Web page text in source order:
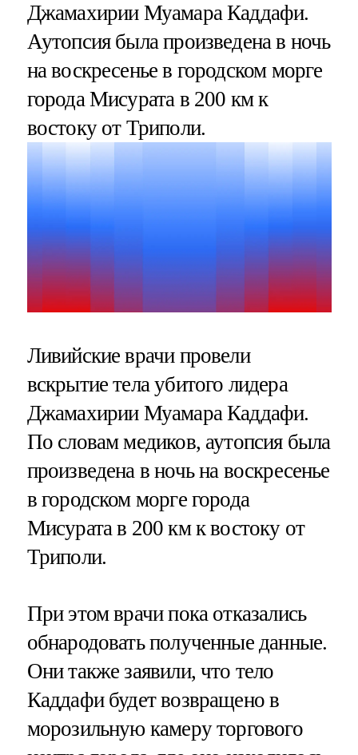
Джамахирии Муамара Каддафи.
Аутопсия была произведена в ночь
на воскресенье в городском морге
города Мисурата в 200 км к
востоку от Триполи.
Ливийские врачи провели
вскрытие тела убитого лидера
Джамахирии Муамара Каддафи.
По словам медиков, аутопсия была
произведена в ночь на воскресенье
в городском морге города
Мисурата в 200 км к востоку от
Триполи.
При этом врачи пока отказались
обнародовать полученные данные.
Они также заявили, что тело
Каддафи будет возвращено в
морозильную камеру торгового